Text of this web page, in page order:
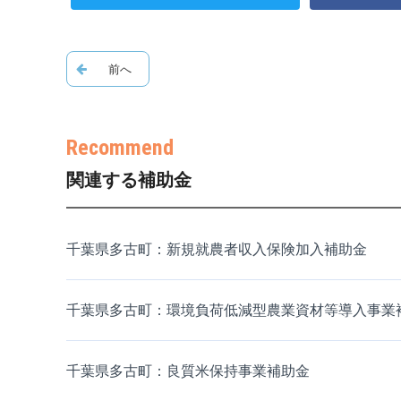
関連する補助金
千葉県多古町：新規就農者収入保険加入補助金
千葉県多古町：環境負荷低減型農業資材等導入事業
千葉県多古町：良質米保持事業補助金